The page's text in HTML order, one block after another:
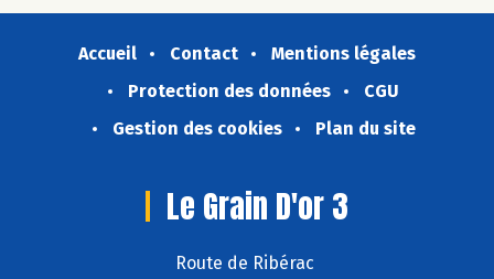
Accueil Contact
Mentions légales
Protection des données
CGU
Gestion des cookies
Plan du site
Le Grain D'or 3
Route de Ribérac